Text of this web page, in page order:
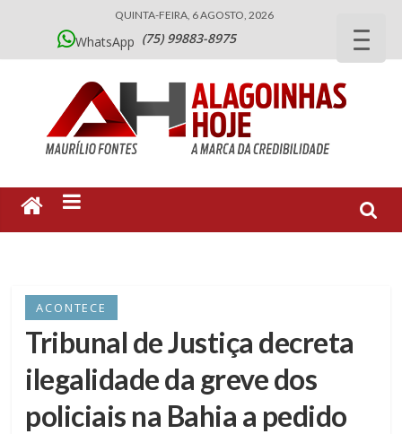
QUINTA-FEIRA, 6 AGOSTO, 2026
WhatsApp (75) 99883-8975
ACONTECE
Tribunal de Justiça decreta
ilegalidade da greve dos
policiais na Bahia a pedido